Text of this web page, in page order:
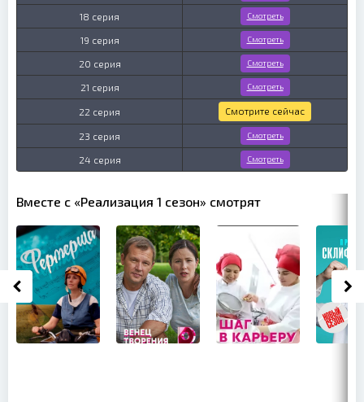
18 серия Смотреть
19 серия Смотреть
20 серия Смотреть
21 серия Смотреть
22 серия Смотрите сейчас
23 серия Смотреть
24 серия Смотреть
Вместе с «Реализация 1 сезон» смотрят